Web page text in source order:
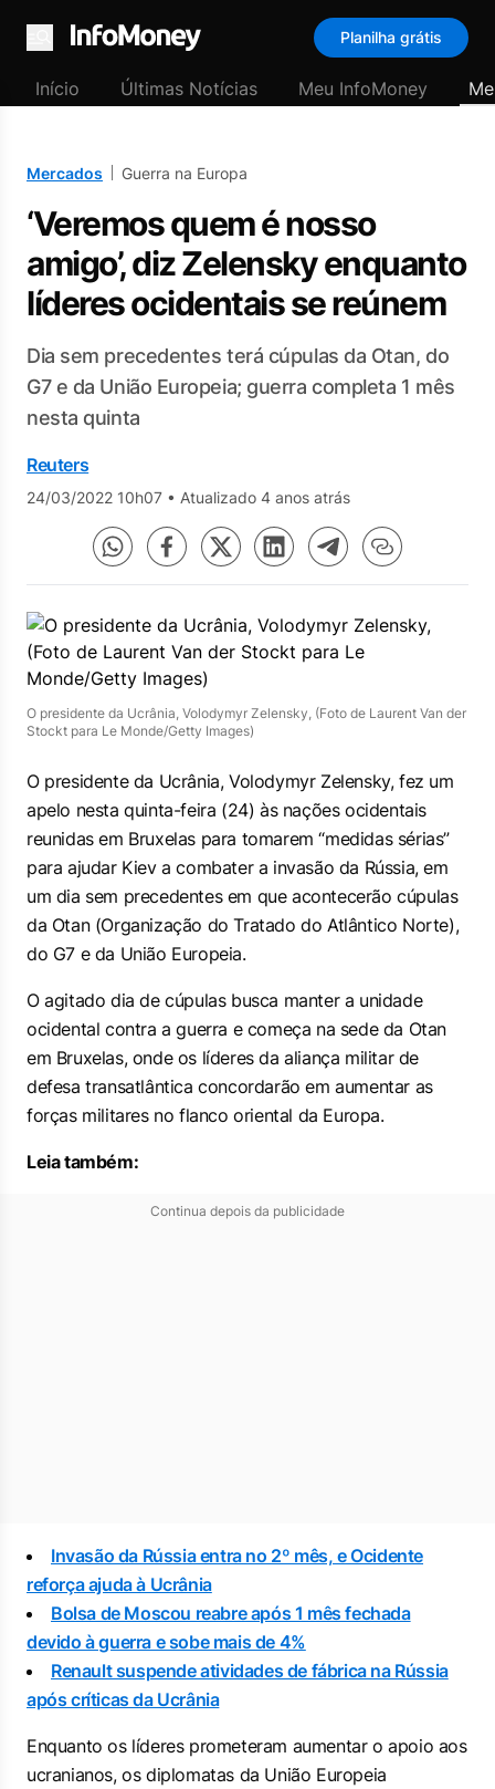
Menu
Planilha grátis
Início Últimas Notícias Meu InfoMoney
Mercados Guerra na Europa
‘Veremos quem é nosso
amigo’, diz Zelensky enquanto
líderes ocidentais se reúnem
Dia sem precedentes terá cúpulas da Otan, do
G7 e da União Europeia; guerra completa 1 mês
nesta quinta
Reuters
24/03/2022 10h07 • Atualizado 4 anos atrás
O presidente da Ucrânia, Volodymyr Zelensky, (Foto de Laurent Van der
Stockt para Le Monde/Getty Images)
O presidente da Ucrânia, Volodymyr Zelensky, fez um
apelo nesta quinta-feira (24) às nações ocidentais
reunidas em Bruxelas para tomarem “medidas sérias”
para ajudar Kiev a combater a invasão da Rússia, em
um dia sem precedentes em que acontecerão cúpulas
da Otan (Organização do Tratado do Atlântico Norte),
do G7 e da União Europeia.
O agitado dia de cúpulas busca manter a unidade
ocidental contra a guerra e começa na sede da Otan
em Bruxelas, onde os líderes da aliança militar de
defesa transatlântica concordarão em aumentar as
forças militares no flanco oriental da Europa.
Leia também:
Continua depois da publicidade
Invasão da Rússia entra no 2º mês, e Ocidente
reforça ajuda à Ucrânia
Bolsa de Moscou reabre após 1 mês fechada
devido à guerra e sobe mais de 4%
Renault suspende atividades de fábrica na Rússia
após críticas da Ucrânia
Enquanto os líderes prometeram aumentar o apoio aos
ucranianos, os diplomatas da União Europeia